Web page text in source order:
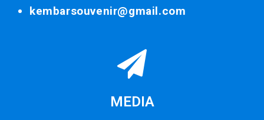
kembarsouvenir@gmail.com
MEDIA